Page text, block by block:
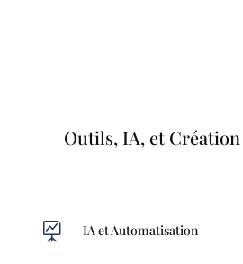
Outils, IA, et
 IA et Automatisation